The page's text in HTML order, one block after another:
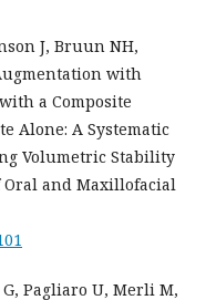
J, Bruun NH,
with
a Composite
Alone: A Systematic
Volumetric Stability
and Maxillofacial
Pagliaro U, Merli M,